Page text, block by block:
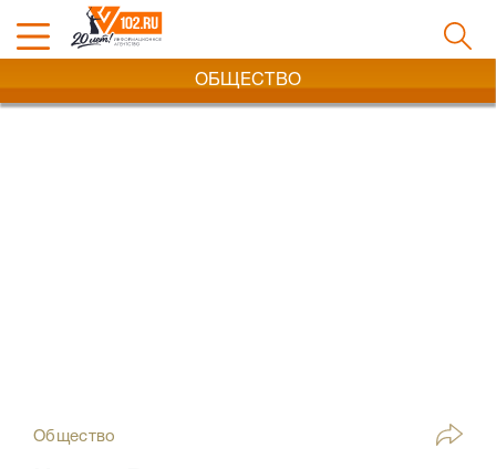
ОБЩЕСТВО
Общество